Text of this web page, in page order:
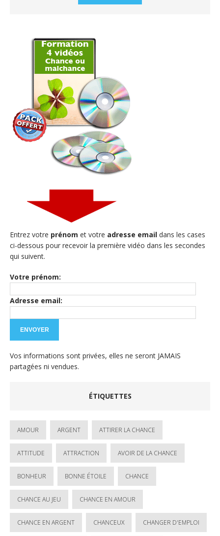
Entrez votre prénom et votre adresse email dans les cases
ci-dessous pour recevoir la première vidéo dans les secondes
qui suivent.
Votre prénom:
Adresse email:
Vos informations sont privées, elles ne seront JAMAIS
partagées ni vendues.
ÉTIQUETTES
AMOUR ARGENT ATTIRER LA CHANCE
ATTITUDE ATTRACTION AVOIR DE LA CHANCE
BONHEUR BONNE ÉTOILE CHANCE
CHANCE AU JEU CHANCE EN AMOUR
CHANCE EN ARGENT CHANCEUX CHANGER D'EMPLOI